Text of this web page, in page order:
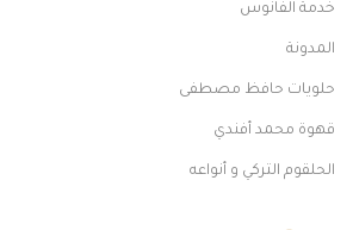
خدمة الفانوس
المدونة
حلويات حافظ مصطفى
قهوة محمد أفندي
الحلقوم التركي و أنواعه